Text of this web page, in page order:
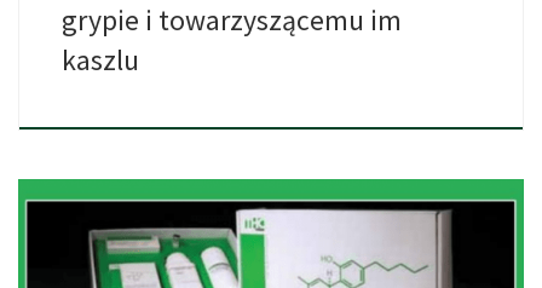
grypie i towarzyszącemu im
kaszlu